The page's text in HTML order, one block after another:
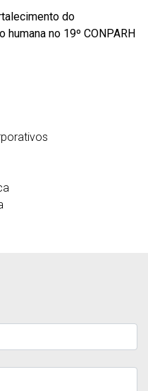
do
no 19º CONPARH